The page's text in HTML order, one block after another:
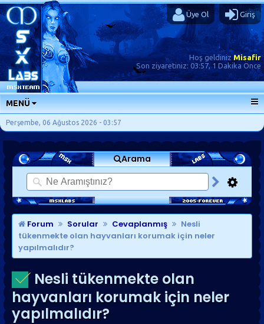
Üye Ol Giriş
Hoş geldinizMisafir
Son ziyaretiniz: 03:57, 1 Dakika Önce
MENÜ
ANA SAYFA
FORUMLAR
SORU-CEVAP
GÜNLÜKLER
SON MESAJLAR
KISAYOLLAR
Perşembe, 06 Ağustos 2026 - 03:57
Arama
Forum Sorular Cevaplanmış
Nesli
tükenmekte olan hayvanları korumak için neler
yapılmalıdır?
Nesli tükenmekte olan
hayvanları korumak için neler
yapılmalıdır?